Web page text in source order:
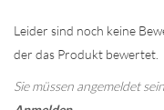
Leider sind noch keine
der das Produkt bewertet.
Sie müssen angemeldet